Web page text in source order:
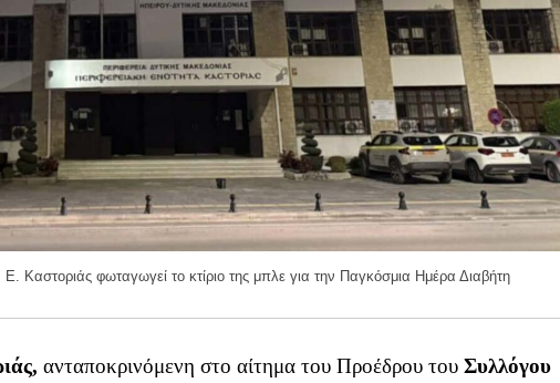
Καστοριάς φωταγωγεί το κτίριο της μπλε για την Παγκόσμια Ημέρα Διαβήτη
ανταποκρινόμενη στο αίτημα του Προέδρου του Συλλόγου